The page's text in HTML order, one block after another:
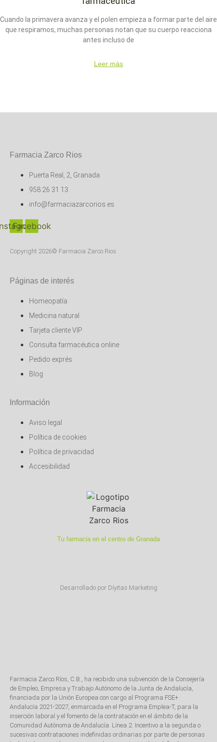
Cuando la primavera avanza y el polen empieza a formar parte del aire
que respiramos, muchas personas notan que su cuerpo reacciona
antes incluso de
Leer más
Farmacia Zarco Rios
Puerta Real, 2, Granada
958 26 31 13
info@farmaciazarcorios.es
Facebook
Copyright 2026© Farmacia Zarco Rios
Páginas de interés
Homeopatía
Medicina natural
Tarjeta cliente VIP
Consulta farmacéutica online
Pedido exprés
Blog
Información
Aviso legal
Política de cookies
Política de privacidad
Accesibilidad
Tu farmacia en el centro de Granada
Desarrollado por Díyitas Marketing
Farmacia Zarco Ríos, C.B., ha recibido una subvención de la Consejería
de Empleo, Empresa y Trabajo Autónomo de la Junta de Andalucía,
financiada por la Unión Europea con cargo al Programa FSE+
Andalucía 2021-2027, enmarcada en el Programa Emplea-T, para la
inserción laboral y el fomento de la contratación en el ámbito de la
Comunidad Autónoma de Andalucía. Línea 2. Incentivo a la segunda o
sucesivas contrataciones indefinidas ordinarias por parte de personas